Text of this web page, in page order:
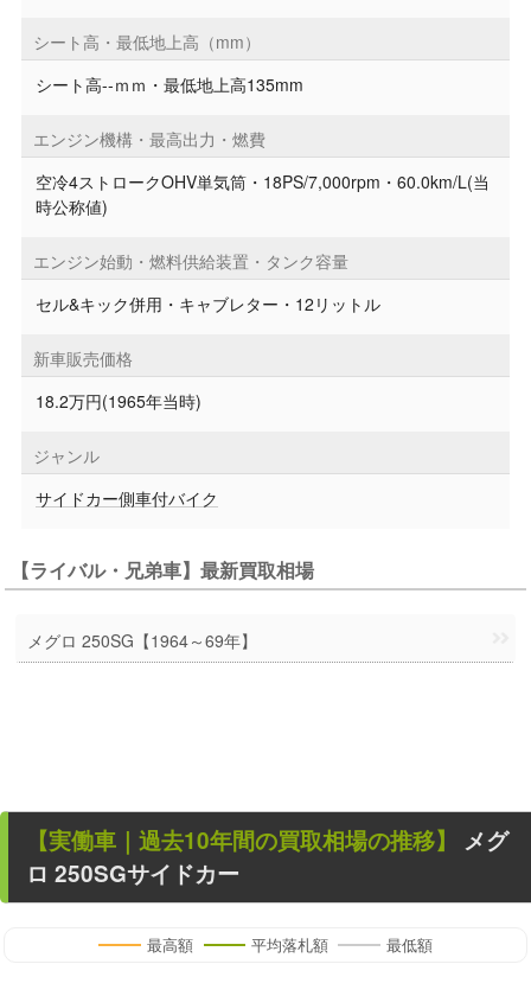
シート高・最低地上高（mm）
シート高--ｍｍ・最低地上高135mm
エンジン機構・最高出力・燃費
空冷4ストロークOHV単気筒・18PS/7,000rpm・60.0km/L(当
時公称値)
エンジン始動・燃料供給装置・タンク容量
セル&キック併用・キャブレター・12リットル
新車販売価格
18.2万円(1965年当時)
ジャンル
サイドカー側車付バイク
【ライバル・兄弟車】最新買取相場
メグロ 250SG【1964～69年】
【実働車 ｜過去10年間の買取相場の推移】 メグ
ロ 250SGサイドカー
最高額 平均落札額 最低額